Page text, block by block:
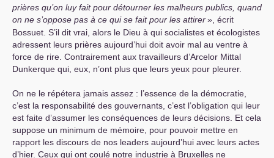
prières qu’on luy fait pour détourner les malheurs publics, quand
on ne s’oppose pas à ce qui se fait pour les attirer», écrit
Bossuet. S’il dit vrai, alors le Dieu à qui socialistes et écologistes
adressent leurs prières aujourd’hui doit avoir mal au ventre à
force de rire. Contrairement aux travailleurs d’Arcelor Mittal
Dunkerque qui, eux, n’ont plus que leurs yeux pour pleurer.
On ne le répétera jamais assez : l’essence de la démocratie,
c’est la responsabilité des gouvernants, c’est l’obligation qui leur
est faite d’assumer les conséquences de leurs décisions. Et cela
suppose un minimum de mémoire, pour pouvoir mettre en
rapport les discours de nos leaders aujourd’hui avec leurs actes
d’hier. Ceux qui ont coulé notre industrie à Bruxelles ne